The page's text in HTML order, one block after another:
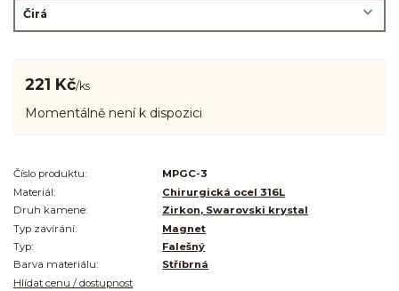
221 Kč/ks
Momentálně není k dispozici
Číslo produktu:
MPGC-3
Materiál:
Chirurgická ocel 316L
Druh kamene:
Zirkon, Swarovski krystal
Typ zavírání:
Magnet
Typ:
Falešný
Barva materiálu:
Stříbrná
Hlídat cenu / dostupnost